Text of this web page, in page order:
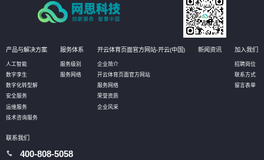
产品与解决方案
人工智能
数字孪生
数字化转型解
安全服务
运维服务
技术咨询服务
服务体系
服务级别
服务网络
开云体育页面官方网站-开云(中国)
企业简介
开云体育页面官方网站
服务网络
荣誉资质
企业风采
新闻资讯 加入我们
招聘岗位
联系方式
留言表单
联系我们
400-808-5058